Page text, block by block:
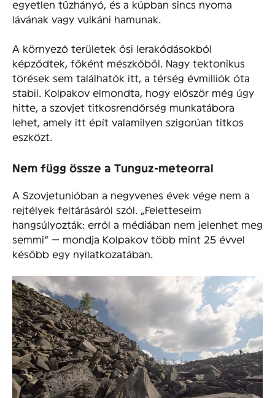
egyetlen tűzhányó, és a kúpban sincs nyoma
lávának vagy vulkáni hamunak.
A környező területek ősi lerakódásokból
képződtek, főként mészkőből. Nagy tektonikus
törések sem találhatók itt, a térség évmilliók óta
stabil. Kolpakov elmondta, hogy először még úgy
hitte, a szovjet titkosrendőrség munkatábora
lehet, amely itt épít valamilyen szigorúan titkos
eszközt.
Nem függ össze a Tunguz-meteorral
A Szovjetunióban a negyvenes évek vége nem a
rejtélyek feltárásáról szól. „Feletteseim
hangsúlyozták: erről a médiában nem jelenhet meg
semmi” — mondja Kolpakov több mint 25 évvel
később egy nyilatkozatában.